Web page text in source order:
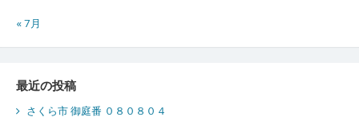
« 7月
最近の投稿
さくら市 御庭番 ０８０８０４